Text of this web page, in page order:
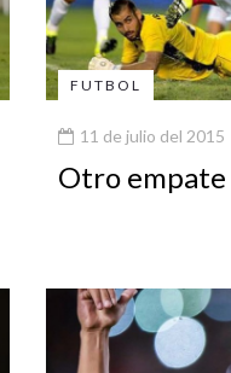
FUTBOL
11 de julio del 2015
Otro empate